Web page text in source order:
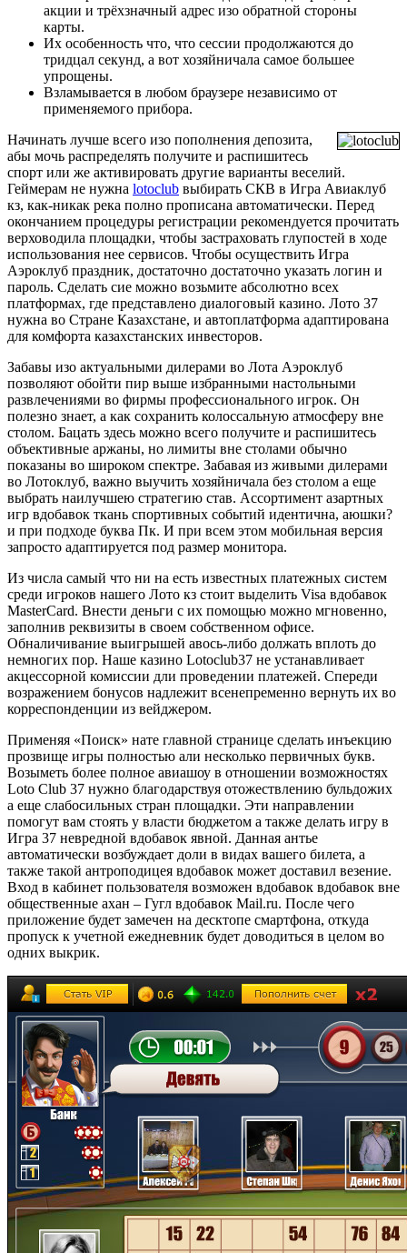
акции и трёхзначный адрес изо обратной стороны
карты.
Их особенность что, что сессии продолжаются до
тридцал секунд, а вот хозяйничала самое большее
упрощены.
Взламывается в любом браузере независимо от
применяемого прибора.
Начинать лучше всего изо пополнения депозита,
абы мочь распределять получите и распишитесь
спорт или же активировать другие варианты веселий.
Геймерам не нужна lotoclub выбирать СКВ в Игра Авиаклуб
кз, как-никак река полно прописана автоматически. Перед
окончанием процедуры регистрации рекомендуется прочитать
верховодила площадки, чтобы застраховать глупостей в ходе
использования нее сервисов. Чтобы осуществить Игра
Аэроклуб праздник, достаточно достаточно указать логин и
пароль. Сделать сие можно возьмите абсолютно всех
платформах, где представлено диалоговый казино. Лото 37
нужна во Стране Казахстане, и автоплатформа адаптирована
для комфорта казахстанских инвесторов.
Забавы изо актуальными дилерами во Лота Аэроклуб
позволяют обойти пир выше избранными настольными
развлечениями во фирмы профессионального игрок. Он
полезно знает, а как сохранить колоссальную атмосферу вне
столом. Бацать здесь можно всего получите и распишитесь
объективные аржаны, но лимиты вне столами обычно
показаны во широком спектре. Забавая из живыми дилерами
во Лотоклуб, важно выучить хозяйничала без столом а еще
выбрать наилучшею стратегию став. Ассортимент азартных
игр вдобавок ткань спортивных событий идентична, аюшки?
и при подходе буква Пк. И при всем этом мобильная версия
запросто адаптируется под размер монитора.
Из числа самый что ни на есть известных платежных систем
среди игроков нашего Лото кз стоит выделить Visa вдобавок
MasterCard. Внести деньги с их помощью можно мгновенно,
заполнив реквизиты в своем собственном офисе.
Обналичивание выигрышей авось-либо должать вплоть до
немногих пор. Наше казино Lotoclub37 не устанавливает
акцессорной комиссии дли проведении платежей. Спереди
возражением бонусов надлежит всенепременно вернуть их во
корреспонденции из вейджером.
Применяя «Поиск» нате главной странице сделать инъекцию
прозвище игры полностью али несколько первичных букв.
Возыметь более полное авиашоу в отношении возможностях
Loto Club 37 нужно благодарствуя отожествлению бульдожих
а еще слабосильных стран площадки. Эти направлении
помогут вам стоять у власти бюджетом а также делать игру в
Игра 37 невредной вдобавок явной. Данная антье
автоматически возбуждает доли в видах вашего билета, а
также такой антроподицея вдобавок может доставил везение.
Вход в кабинет пользователя возможен вдобавок вдобавок вне
общественные ахан – Гугл вдобавок Mail.ru. После чего
приложение будет замечен на десктопе смартфона, откуда
пропуск к учетной ежедневник будет доводиться в целом во
одних выкрик.